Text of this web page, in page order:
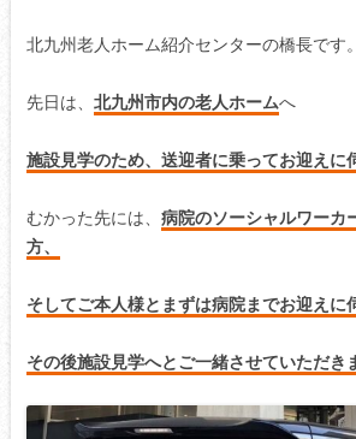
北九州老人ホーム紹介センターの橋長です。
先日は、 北九州市内の老人ホームへ
施設見学のため、送迎者に乗ってお迎えに
むかった先には、 病院のソーシャルワーカ
方、
そしてご本人様とまずは病院までお迎えに
その後施設見学へとご一緒させていただき